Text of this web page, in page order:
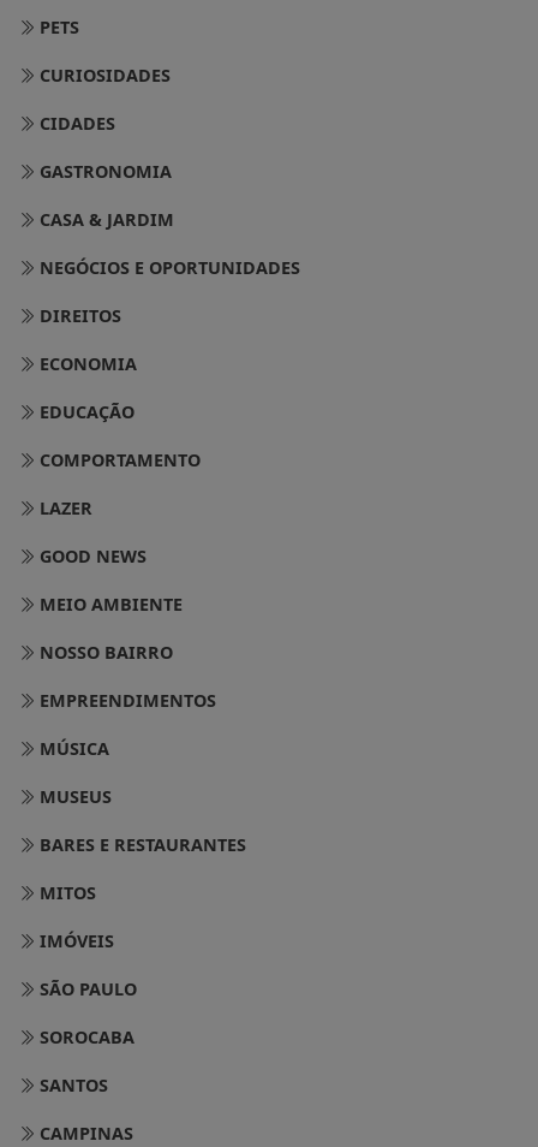
PETS
CURIOSIDADES
CIDADES
GASTRONOMIA
CASA & JARDIM
NEGÓCIOS E OPORTUNIDADES
DIREITOS
ECONOMIA
EDUCAÇÃO
COMPORTAMENTO
LAZER
GOOD NEWS
MEIO AMBIENTE
NOSSO BAIRRO
EMPREENDIMENTOS
MÚSICA
MUSEUS
BARES E RESTAURANTES
MITOS
IMÓVEIS
SÃO PAULO
SOROCABA
SANTOS
CAMPINAS